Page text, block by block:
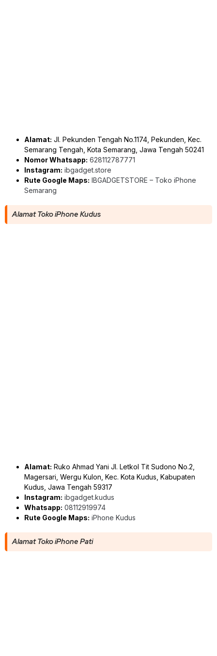
Alamat: Jl. Pekunden Tengah No.1174, Pekunden, Kec.
Semarang Tengah, Kota Semarang, Jawa Tengah 50241
Nomor Whatsapp: 628112787771
Instagram: ibgadget.store
Rute Google Maps: IBGADGETSTORE – Toko iPhone
Semarang
Alamat Toko iPhone Kudus
Alamat: Ruko Ahmad Yani Jl. Letkol Tit Sudono No.2,
Magersari, Wergu Kulon, Kec. Kota Kudus, Kabupaten
Kudus, Jawa Tengah 59317
Instagram: ibgadget.kudus
Whatsapp: 08112919974
Rute Google Maps: iPhone Kudus
Alamat Toko iPhone Pati